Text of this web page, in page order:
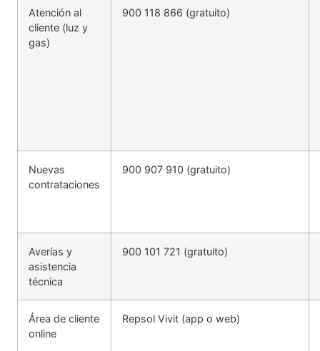
Atención al
cliente (luz y
gas)
900 118 866 (gratuito)
Nuevas
contrataciones
900 907 910 (gratuito)
Averías y
asistencia
técnica
900 101 721 (gratuito)
Área de cliente
online
Repsol Vivit (app o web)